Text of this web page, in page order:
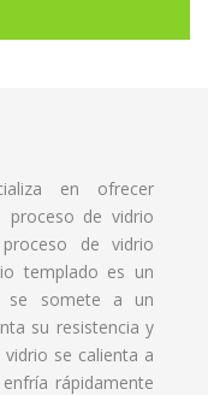
en ofrecer
proceso de vidrio
de vidrio
templado es un
se somete a un
su resistencia y
se calienta a
rápidamente